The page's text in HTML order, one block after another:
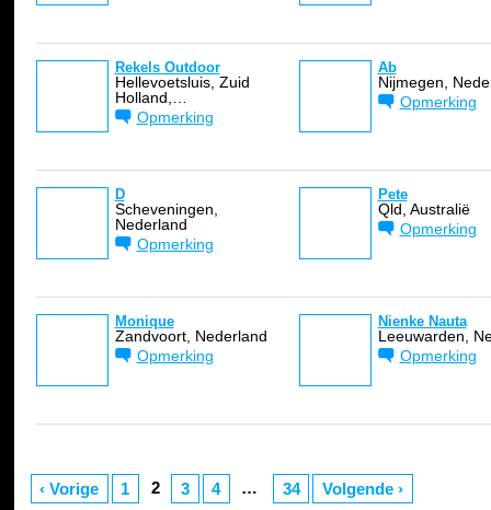
Rekels Outdoor
Hellevoetsluis, Zuid
Holland,…
Opmerking
Ab
Nijmegen,
Opmerking
D
Scheveningen,
Nederland
Opmerking
Pete
Qld, Australië
Opmerking
Monique
Zandvoort, Nederland
Opmerking
Nienke Nauta
Leeuwarden,
Opmerking
‹ Vorige 1 2 3 4 … 34 Volgende ›